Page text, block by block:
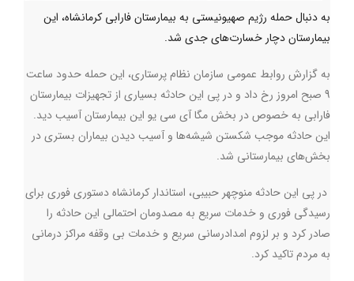
به دنبال حمله رژیم صهیونیستی به بیمارستان فارابی کرمانشاه، این
بیمارستان دچار خسارت‌های جدی شد.
به گزارش روابط عمومی سازمان نظام پرستاری، این حمله حدود ساعت
9 صبح امروز رخ داد و در پی این حادثه بسیاری از تجهیزات بیمارستان
فارابی به خصوص در بخش مگا آی سی یو این بیمارستان آسیب دید.
این حادثه موجب شکستن شیشه‌ها و آسیب دیدن بیماران بستری در
بخش‌های بیمارستانی شد.
در پی این حادثه منوچهر حبیبی، استاندار کرمانشاه دستوری فوری برای
رسیدگی فوری و خدمات سریع به مصدومان احتمالی این حادثه را
صادر کرد و بر لزوم امدادرسانی سریع و خدمات بی وقفه مراکز درمانی
به مردم تاکید کرد.